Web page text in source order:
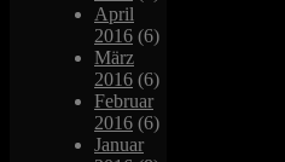
April
2016 (6)
März
2016 (6)
Februar
2016 (6)
Januar